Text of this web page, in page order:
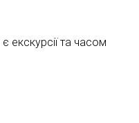
екскурсії та часом